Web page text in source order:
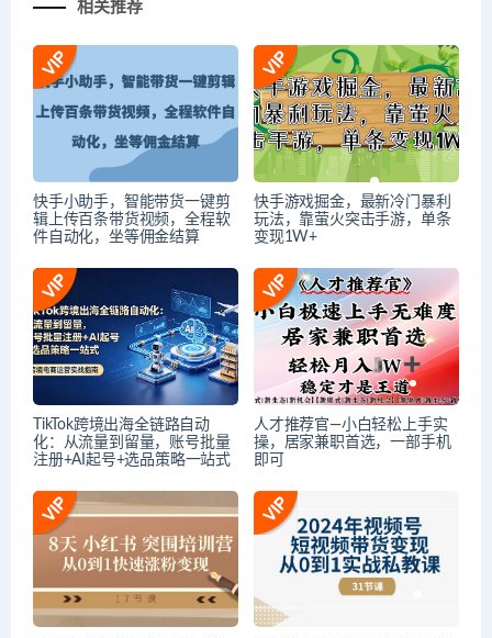
相关推荐
快手小助手，智能带货一键剪
辑上传百条带货视频，全程软
件自动化，坐等佣金结算
快手游戏掘金，最新冷门暴利
玩法，靠萤火突击手游，单条
变现1W+
TikTok跨境出海全链路自动
化：从流量到留量，账号批量
注册+AI起号+选品策略一站式
人才推荐官—小白轻松上手实
操，居家兼职首选，一部手机
即可